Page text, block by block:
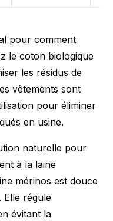
pour comment
le coton biologique
les résidus de
vêtements sont
pour éliminer
en usine.
naturelle pour
à la laine
mérinos est douce
Elle régule
évitant la